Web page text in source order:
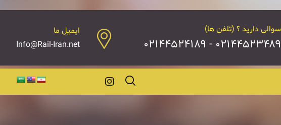
ایمیل ما
Info@Rail-Iran.net
سوالی دارید ؟ (تلفن ها)
۰۲۱۴۴۵۲۳۴۸۹ - ۰۲۱۴۴۵۲۴۱۸۹